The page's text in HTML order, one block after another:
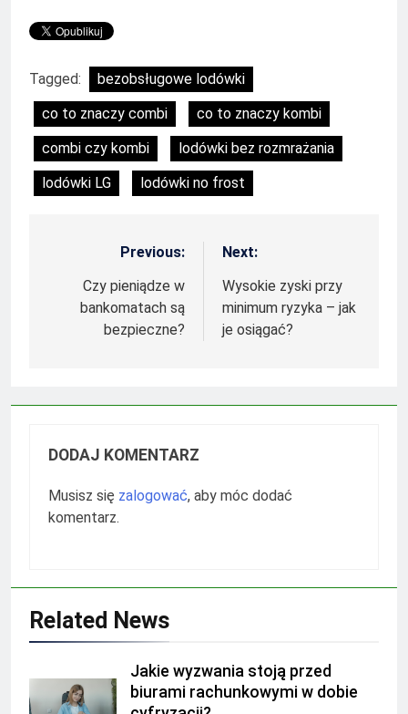
Tagged:
bezobsługowe lodówki
co to znaczy combi
co to znaczy kombi
combi czy kombi
lodówki bez rozmrażania
lodówki LG
lodówki no frost
Nawigacja
wpisu
Previous:
Czy pieniądze w
bankomatach są
bezpieczne?
Next:
Wysokie zyski przy
minimum ryzyka – jak
je osiągać?
DODAJ KOMENTARZ
Musisz się zalogować, aby móc dodać
komentarz.
Related News
Jakie wyzwania stoją przed
biurami rachunkowymi w dobie